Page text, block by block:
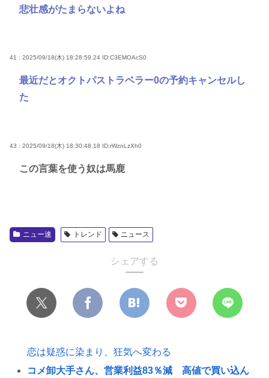
悲壮感がたまらないよね
41 : 2025/09/18(木) 18:28:59.24 ID:C3EMOAcS0
最近だとオクトパストラベラー0の予約キャンセルし
た
43 : 2025/09/18(木) 18:30:48.18 ID:rWznLzXh0
この言葉を使う奴は馬鹿
ニュー速 トレンド ニュース
シェアする
恋は疑惑に染まり、狂気へ変わる
コメ卸大手さん、営業利益83％減 高値で買い込ん